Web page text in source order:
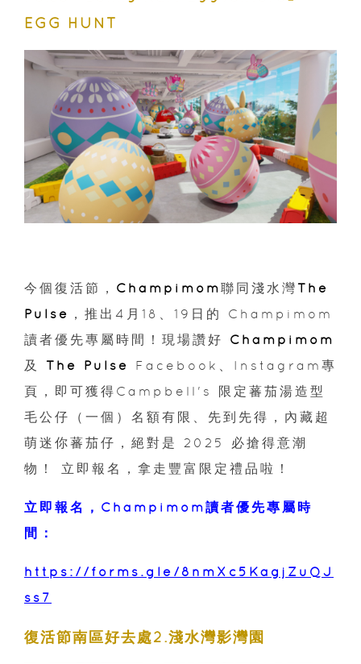
EGG HUNT
今個復活節， Champimom聯同淺水灣 The
Pulse
，推出4月18、19日的 Champimom
讀者優先專屬時間！現場讚好 Champimom
及 The Pulse
Facebook、Instagram專
頁，即可獲得Campbell's 限定蕃茄湯造型
毛公仔（一個）名額有限、先到先得，內藏超
萌迷你蕃茄仔，絕對是 2025 必搶得意潮
物！ 立即報名，拿走豐富限定禮品啦！
立即報名，Champimom讀者優先專屬時
間：
https://forms.gle/8nmXc5KagjZuQJ
ss7
復活節南區好去處2.淺水灣影灣園